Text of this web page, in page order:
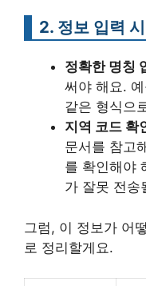
2. 정보 입력
정확한 명칭
써야 해요. 예
같은 형식으
지역 코드 확
문서를 참고
를 확인해야
가 잘못 전송
그럼, 이 정보가 어
로 정리할게요.